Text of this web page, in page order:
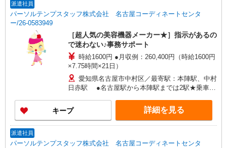
派遣社員
パーソルテンプスタッフ株式会社 名古屋コーディネートセンタ
ー/26-0583949
［超人気の美容機器メーカー★］指示があるの
で迷わない♪事務サポート
時給1600円 ●月収例：260,400円（時給1600円
×7.75時間×21日）
愛知県名古屋市中村区／最寄駅：本陣駅、中村
日赤駅 ●名古屋駅から本陣駅までは2駅★乗車時
キープ 詳細を見る
派遣社員
パーソルテンプスタッフ株式会社 名古屋コーディネートセンタ